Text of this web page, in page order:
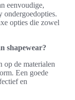
eenvoudige,
ondergoedopties.
opties die zowel
shapewear?
op de materialen
Een goede
en